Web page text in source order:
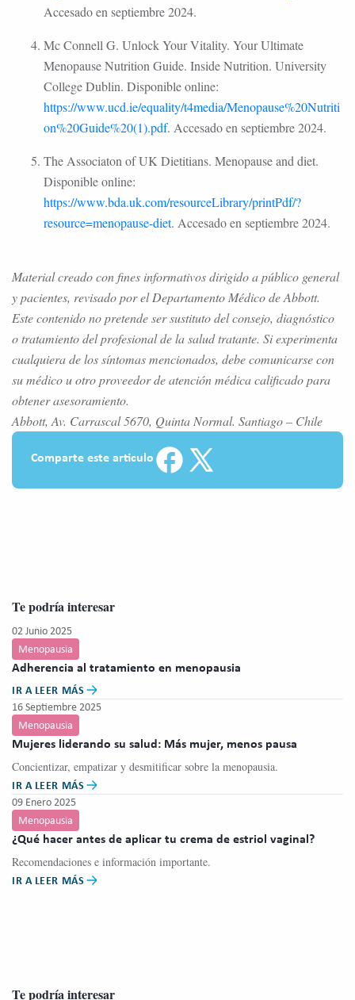
Accesado en septiembre 2024.
Mc Connell G. Unlock Your Vitality. Your Ultimate
Menopause Nutrition Guide. Inside Nutrition. University
College Dublin. Disponible online:
https://www.ucd.ie/equality/t4media/Menopause%20Nutriti
on%20Guide%20(1).pdf. Accesado en septiembre 2024.
The Associaton of UK Dietitians. Menopause and diet.
Disponible online:
https://www.bda.uk.com/resourceLibrary/printPdf/?
resource=menopause-diet. Accesado en septiembre 2024.
Material creado con fines informativos dirigido a público general
y pacientes, revisado por el Departamento Médico de Abbott.
Este contenido no pretende ser sustituto del consejo, diagnóstico
o tratamiento del profesional de la salud tratante. Si experimenta
cualquiera de los síntomas mencionados, debe comunicarse con
su médico u otro proveedor de atención médica calificado para
obtener asesoramiento.
Abbott, Av. Carrascal 5670, Quinta Normal. Santiago – Chile
Comparte este articulo
Te podría interesar
02 Junio 2025
Menopausia
Adherencia al tratamiento en menopausia
IR A LEER MÁS
16 Septiembre 2025
Menopausia
Mujeres liderando su salud: Más mujer, menos pausa
Concientizar, empatizar y desmitificar sobre la menopausia.
IR A LEER MÁS
09 Enero 2025
Menopausia
¿Qué hacer antes de aplicar tu crema de estriol vaginal?
Recomendaciones e información importante.
IR A LEER MÁS
Te podría interesar